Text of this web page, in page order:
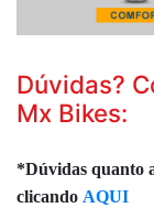
Dúvidas?
Mx Bikes:
*Dúvidas quanto
clicando AQUI